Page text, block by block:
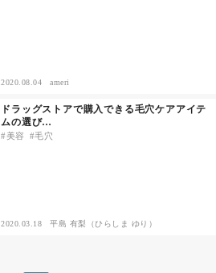
2020.08.04 ameri
ドラッグストアで購入できる毛穴ケアアイテ
ムの選び…
美容 毛穴
2020.03.18 平島 有梨（ひらしま ゆり）